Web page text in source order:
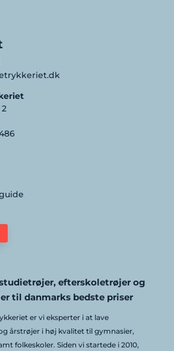
efterskoletrøjer og
til danmarks bedste priser
er vi eksperter i at lave
årstrøjer i høj kvalitet til gymnasier,
folkeskoler. Siden vi startede i 2010,